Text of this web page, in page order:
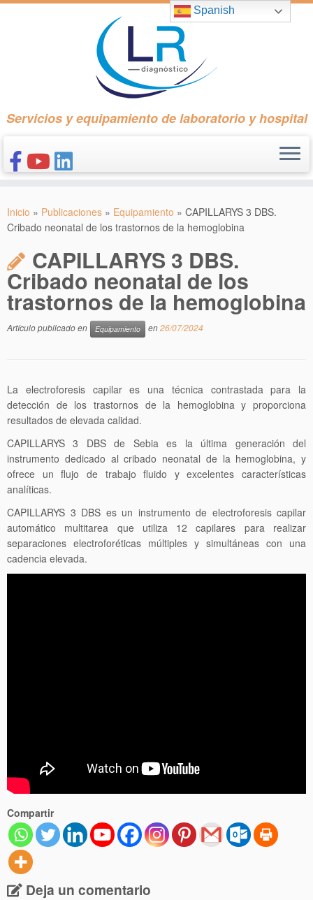
Saltar
Servicios y equipamiento de laboratorio y hospital
CONÓCENOS
PUBLICACIONES
CONTACTO
Inicio » Publicaciones » Equipamiento » CAPILLARYS 3 DBS.
Cribado neonatal de los trastornos de la hemoglobina
CAPILLARYS 3 DBS.
Cribado neonatal de los
trastornos de la hemoglobina
Artículo publicado en Equipamiento en26/07/2024
La electroforesis capilar es una técnica contrastada para la
detección de los trastornos de la hemoglobina y proporciona
resultados de elevada calidad.
CAPILLARYS 3 DBS de Sebia es la última generación del
instrumento dedicado al cribado neonatal de la hemoglobina, y
ofrece un flujo de trabajo fluido y excelentes características
analíticas.
CAPILLARYS 3 DBS es un instrumento de electroforesis capilar
automático multitarea que utiliza 12 capilares para realizar
separaciones electroforéticas múltiples y simultáneas con una
cadencia elevada.
Compartir
Deja un comentario
Spanish